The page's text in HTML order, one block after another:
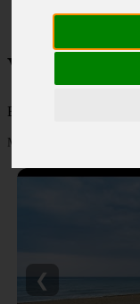
Viajes y
Blog sobre viajes y
Mostrando 1 - 24 de 502
❮